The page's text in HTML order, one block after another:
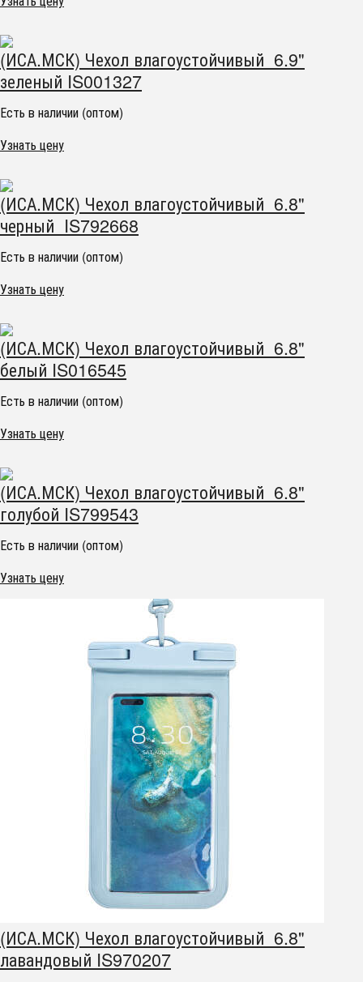
(ИСА.МСК) Чехол влагоустойчивый 6.9"
зеленый IS001327
Есть в наличии (оптом)
Узнать цену
(ИСА.МСК) Чехол влагоустойчивый 6.8"
черный IS792668
Есть в наличии (оптом)
Узнать цену
(ИСА.МСК) Чехол влагоустойчивый 6.8"
белый IS016545
Есть в наличии (оптом)
Узнать цену
(ИСА.МСК) Чехол влагоустойчивый 6.8"
голубой IS799543
Есть в наличии (оптом)
Узнать цену
(ИСА.МСК) Чехол влагоустойчивый 6.8"
лавандовый IS970207